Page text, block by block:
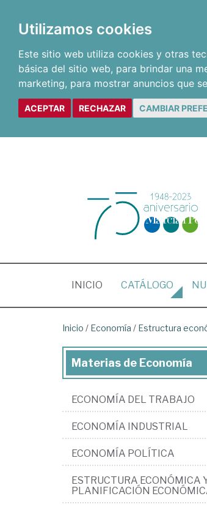
Utilizamos cookies
Este sitio web utiliza cookies y otras
básica del sitio web, para brindar una
marketing, para mostrar anuncios que
ACEPTAR RECHAZAR CAMBIAR
INICIO (CURRENT)
CATÁLOGO
Inicio / Economía / Estructura
Materias de Economía
ECONOMÍA DEL TRABAJO
ECONOMÍA INDUSTRIAL
ECONOMÍA POLÍTICA
ESTRUCTURA ECONÓMICA
PLANIFICACIÓN